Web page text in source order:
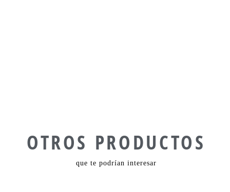
OTROS PRODUCTOS
que te podrían interesar